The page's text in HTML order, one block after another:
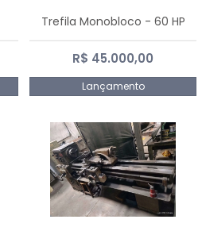
Trefila Monobloco - 60 HP
R$ 45.000,00
Lançamento